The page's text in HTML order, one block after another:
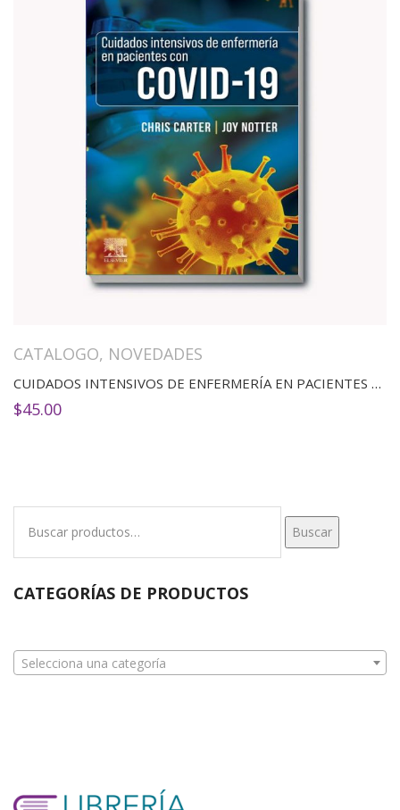
CATALOGO, NOVEDADES
CUIDADOS INTENSIVOS DE ENFERMERÍA EN PACIENTES CON COVID-19
$45.00
Buscar
CATEGORÍAS DE PRODUCTOS
Selecciona una categoría